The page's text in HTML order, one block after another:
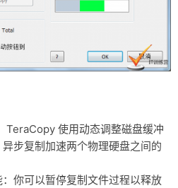
TeraCopy 使用动态调整磁盘缓冲
步复制加速两个物理硬盘之间的
你可以暂停复制文件过程以释放